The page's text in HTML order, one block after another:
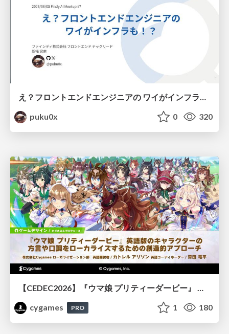
え？フロントエンドエンジニアの ワイがインフラも！？
puku0x
0 320
cygames
PRO 1 180